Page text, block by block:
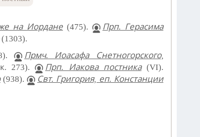
на Иордане (475).
Прп. Герасима
Прмч. Иоасафа Снетногорского,
273). Прп. Иакова постника(VI).
(938).
Свт. Григория, еп. Констанции